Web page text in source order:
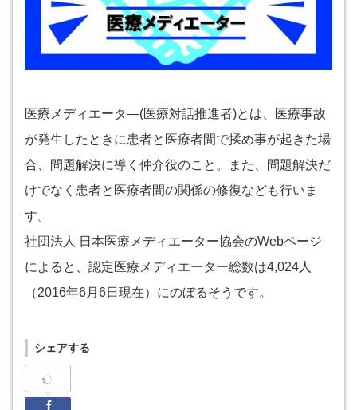
医療メディエータ―(医療対話推進者)とは、医療事故
が発生したときに患者と医療者間で揉め事が起きた場
合、問題解決に導く仲介役のこと。また、問題解決だ
けでなく患者と医療者間の関係の修復なども行いま
す。
社団法人 日本医療メディエーター協会のWebページ
によると、認定医療メディエーター総数は4,024人
（2016年6月6日現在）にのぼるそうです。
シェアする